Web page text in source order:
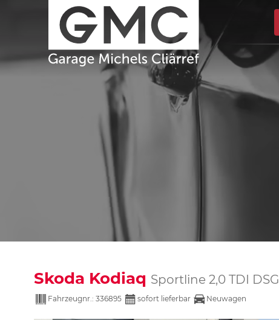
Skoda Kodiaq Sportline 2,0 TDI
Fahrzeugnr.: 336895 sofort lieferbar Neuwagen